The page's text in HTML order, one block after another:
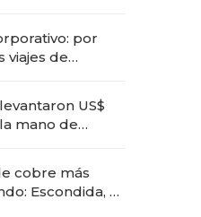
por
viajes de
en experiencias
US$
mano de
cobre más
Escondida, el